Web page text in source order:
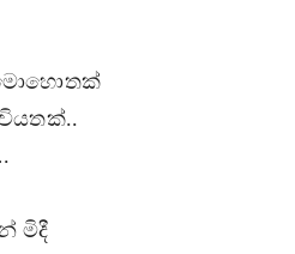
මොහොතක්
මිදී